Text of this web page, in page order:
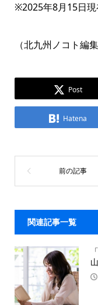
※2025年8月15日現
（北九州ノコト編集
Post
Hatena
関連記事一覧